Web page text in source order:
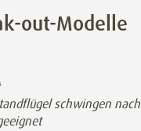
out-Modelle
schwingen